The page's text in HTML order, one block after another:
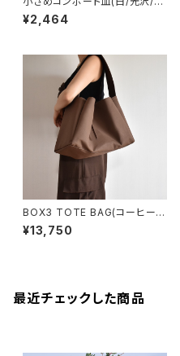
レー/ベージュ)
¥2,464
BOX3 TOTE BAG(コーヒー/
ブラウン）
¥13,750
最近チェックした商品